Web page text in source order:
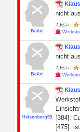
BeAd
nicht
2 ECs |
BeAd
nicht
2 ECs |
Heisenberg93
[384]:
[475]: